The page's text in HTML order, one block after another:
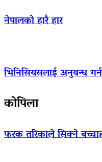
नेपालको हारै हार
भिनिसियसलाई अनुबन्ध
कोपिला
फरक तरिकाले सिक्ने